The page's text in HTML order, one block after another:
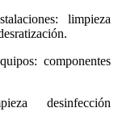
limpieza
componentes
desinfección